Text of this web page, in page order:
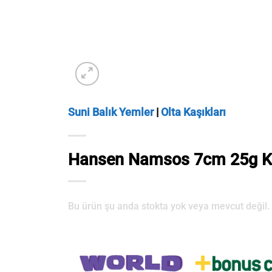
Suni Balık Yemler| Olta Kaşıkları
Hansen Namsos 7cm 25g
Bu ürün şu anda stokta yok veya mevcut değil.